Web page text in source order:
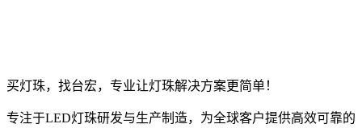
买灯珠，找台宏，专业让灯珠解决方案更简单！
专注于LED灯珠研发与生产制造，为全球客户提供高效可靠的